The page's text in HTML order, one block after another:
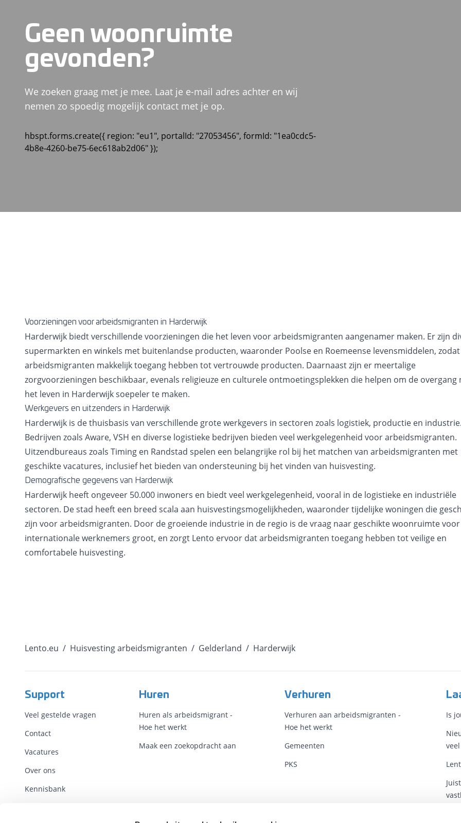
Geen woonruimte
gevonden?
We zoeken graag met je mee. Laat je e-mail adres achter en wij
nemen zo spoedig mogelijk contact met je op.
hbspt.forms.create({ region: "eu1", portalId: "27053456", formId: "1ea0cdc5-
4b8e-4260-be75-6ec618ab2d06" });
Voorzieningen voor arbeidsmigranten in Harderwijk
Harderwijk biedt verschillende voorzieningen die het leven voor arbeidsmigranten aangenamer maken. Er zijn
supermarkten en winkels met buitenlandse producten, waaronder Poolse en Roemeense levensmiddelen, zodat
arbeidsmigranten makkelijk toegang hebben tot vertrouwde producten. Daarnaast zijn er meertalige
zorgvoorzieningen beschikbaar, evenals religieuze en culturele ontmoetingsplekken die helpen om de overgang
het leven in Harderwijk soepeler te maken.
Werkgevers en uitzenders in Harderwijk
Harderwijk is de thuisbasis van verschillende grote werkgevers in sectoren zoals logistiek, productie en industrie.
Bedrijven zoals Aware, VSH en diverse logistieke bedrijven bieden veel werkgelegenheid voor arbeidsmigranten.
Uitzendbureaus zoals Timing en Randstad spelen een belangrijke rol bij het matchen van arbeidsmigranten met
geschikte vacatures, inclusief het bieden van ondersteuning bij het vinden van huisvesting.
Demografische gegevens van Harderwijk
Harderwijk heeft ongeveer 50.000 inwoners en biedt veel werkgelegenheid, vooral in de logistieke en industriële
sectoren. De stad heeft een breed scala aan huisvestingsmogelijkheden, waaronder tijdelijke woningen die
zijn voor arbeidsmigranten. Door de groeiende industrie in de regio is de vraag naar geschikte woonruimte voor
internationale werknemers groot, en zorgt Lento ervoor dat arbeidsmigranten toegang hebben tot veilige en
comfortabele huisvesting.
Lento.eu / Huisvesting arbeidsmigranten / Gelderland / Harderwijk
Support
Veel gestelde vragen
Contact
Vacatures
Over ons
Kennisbank
Huren
Huren als arbeidsmigrant -
Hoe het werkt
Maak een zoekopdracht aan
Verhuren
Verhuren aan arbeidsmigranten -
Hoe het werkt
Gemeenten
PKS
Is